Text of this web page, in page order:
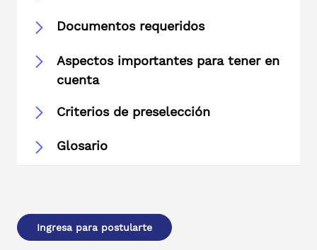
Documentos requeridos
Aspectos importantes para tener en
cuenta
Criterios de preselección
Glosario
Ingresa para postularte